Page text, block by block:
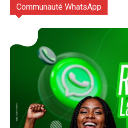
Communauté WhatsApp